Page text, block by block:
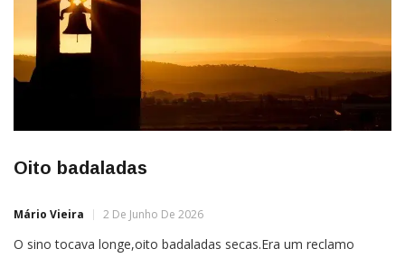
Oito badaladas
Mário Vieira 2 De Junho De 2026
O sino tocava longe,oito badaladas secas.Era um reclamo